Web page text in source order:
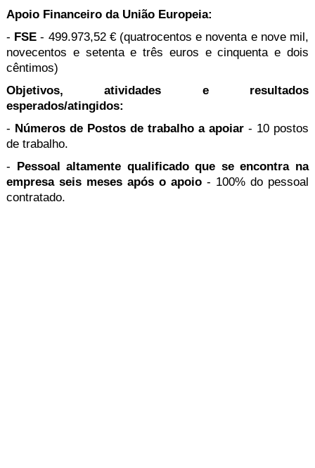
Apoio Financeiro da União Europeia:
- FSE - 499.973,52 € (quatrocentos e noventa e nove mil,
novecentos e setenta e três euros e cinquenta e dois
cêntimos)
Objetivos, atividades e resultados
esperados/atingidos:
- Números de Postos de trabalho a apoiar - 10 postos
de trabalho.
-
Pessoal altamente qualificado que se encontra na
empresa seis meses após o apoio - 100% do pessoal
contratado.